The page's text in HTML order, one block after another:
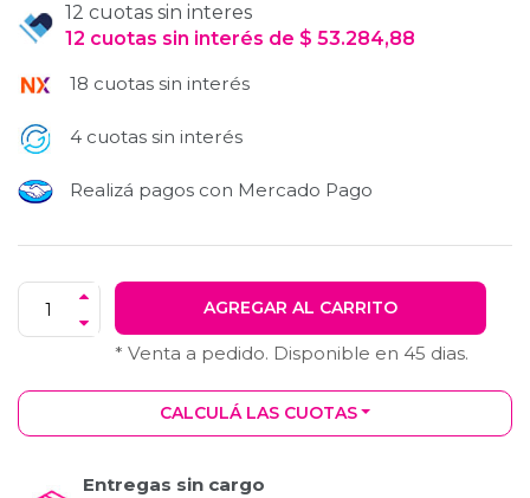
12 cuotas sin interes
12 cuotas sin interés de $ 53.284,88
18 cuotas sin interés
4 cuotas sin interés
Realizá pagos con Mercado Pago
AGREGAR AL CARRITO
* Venta a pedido. Disponible en 45 dias.
CALCULÁ LAS CUOTAS
Entregas sin cargo